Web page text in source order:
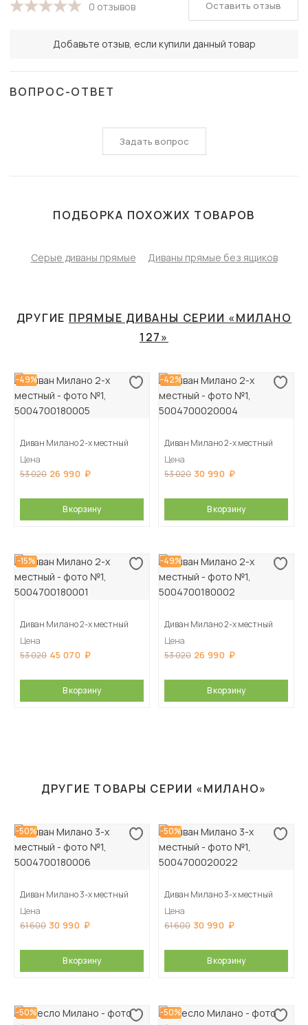
0 отзывов
Добавьте отзыв, если купили данный товар
Оставить отзыв
ВОПРОС-ОТВЕТ
Задать вопрос
ПОДБОРКА ПОХОЖИХ ТОВАРОВ
Серые диваны прямые Диваны прямые без ящиков
ДРУГИЕ ПРЯМЫЕ ДИВАНЫ СЕРИИ «МИЛАНО
127»
-49%
Диван Милано 2-х местный
Цена
53 020 26 990
В корзину
-42%
Диван Милано 2-х местный
Цена
53 020 30 990
В корзину
-15%
Диван Милано 2-х местный
Цена
53 020 45 070
В корзину
-49%
Диван Милано 2-х местный
Цена
53 020 26 990
В корзину
ДРУГИЕ ТОВАРЫ СЕРИИ «МИЛАНО»
-50%
Диван Милано 3-х местный
Цена
61 600 30 990
В корзину
-50%
Диван Милано 3-х местный
Цена
61 600 30 990
В корзину
-50% -50%